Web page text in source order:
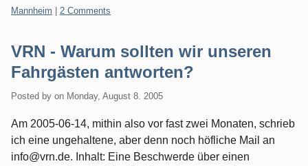
Categories:
Mannheim 2 Comments
VRN - Warum sollten wir unseren
Fahrgästen antworten?
Posted by on Monday, August 8. 2005
Am 2005-06-14, mithin also vor fast zwei Monaten, schrieb
ich eine ungehaltene, aber denn noch höfliche Mail an
info@vrn.de. Inhalt: Eine Beschwerde über einen